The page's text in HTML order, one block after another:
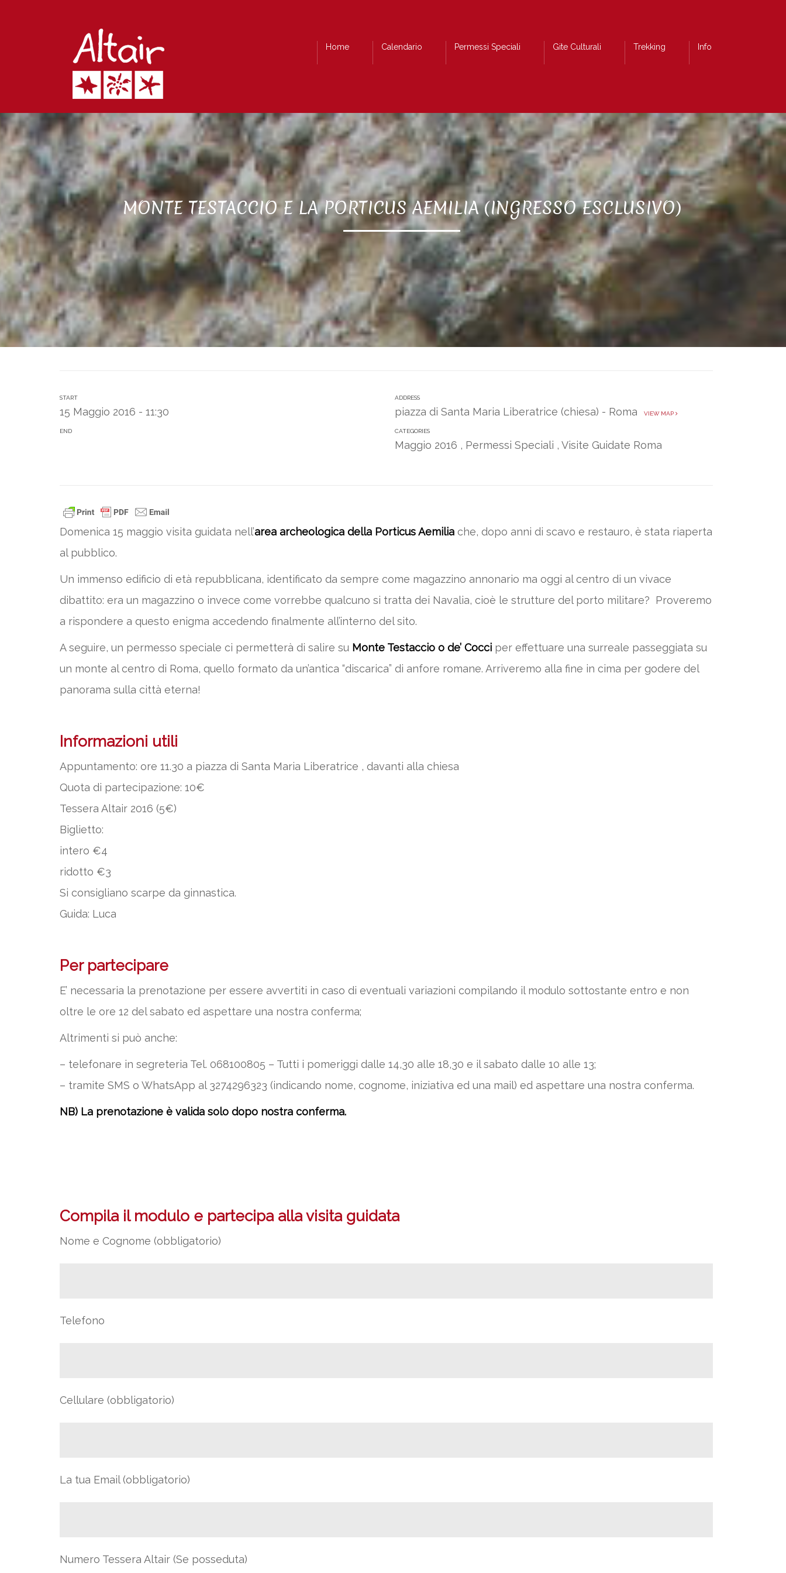
Home Calendario Permessi Speciali Gite Culturali Trekking Info
MONTE TESTACCIO E LA PORTICUS AEMILIA (INGRESSO ESCLUSIVO)
START
15 Maggio 2016 - 11:30
END
ADDRESS
piazza di Santa Maria Liberatrice (chiesa) - Roma VIEW MAP
CATEGORIES
Maggio 2016 , Permessi Speciali ,Visite Guidate Roma
Domenica 15 maggio visita guidata nell’area archeologica della Porticus Aemilia che, dopo anni di scavo e restauro, è stata riaperta
al pubblico.
Un immenso edificio di età repubblicana, identificato da sempre come magazzino annonario ma oggi al centro di un vivace
dibattito: era un magazzino o invece come vorrebbe qualcuno si tratta dei Navalia, cioè le strutture del porto militare? Proveremo
a rispondere a questo enigma accedendo finalmente all’interno del sito.
A seguire, un permesso speciale ci permetterà di salire su Monte Testaccio o de’ Cocci per effettuare una surreale passeggiata su
un monte al centro di Roma, quello formato da un’antica “discarica” di anfore romane. Arriveremo alla fine in cima per godere del
panorama sulla città eterna!
Informazioni utili
Appuntamento: ore 11.30 a piazza di Santa Maria Liberatrice , davanti alla chiesa
Quota di partecipazione: 10€
Tessera Altair 2016 (5€)
Biglietto:
intero €4
ridotto €3
Si consigliano scarpe da ginnastica.
Guida: Luca
Per partecipare
E’ necessaria la prenotazione per essere avvertiti in caso di eventuali variazioni compilando il modulo sottostante entro e non
oltre le ore 12 del sabato ed aspettare una nostra conferma;
Altrimenti si può anche:
– telefonare in segreteria Tel. 068100805 – Tutti i pomeriggi dalle 14,30 alle 18,30 e il sabato dalle 10 alle 13;
– tramite SMS o WhatsApp al 3274296323 (indicando nome, cognome, iniziativa ed una mail) ed aspettare una nostra conferma.
NB) La prenotazione è valida solo dopo nostra conferma.
Compila il modulo e partecipa alla visita guidata
Nome e Cognome (obbligatorio)
Telefono
Cellulare (obbligatorio)
La tua Email (obbligatorio)
Numero Tessera Altair (Se posseduta)